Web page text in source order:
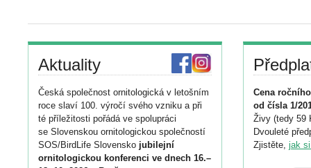
Aktuality
Česká společnost ornitologická v letošním
roce slaví 100. výročí svého vzniku a při
té příležitosti pořádá ve spolupráci
se Slovenskou ornitologickou společností
SOS/BirdLife Slovensko jubilejní
ornitologickou konferenci ve dnech 16.–
Cena
od čísla 1/
Živy (tedy 59
Dvouleté
Zjistěte, jak